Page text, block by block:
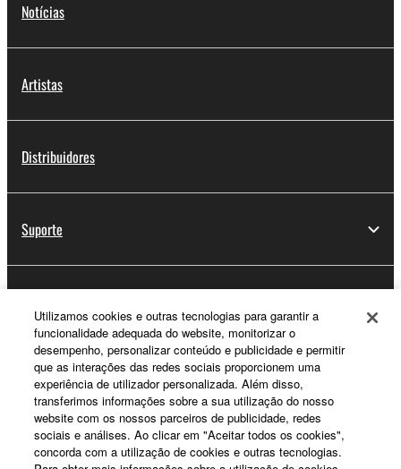
Notícias
Artistas
Distribuidores
Suporte
Sobre a Yamaha
Portugal - Portuguese
Utilizamos cookies e outras tecnologias para garantir a
funcionalidade adequada do website, monitorizar o
desempenho, personalizar conteúdo e publicidade e permitir
que as interações das redes sociais proporcionem uma
experiência de utilizador personalizada. Além disso,
transferimos informações sobre a sua utilização do nosso
website com os nossos parceiros de publicidade, redes
sociais e análises. Ao clicar em "Aceitar todos os cookies",
concorda com a utilização de cookies e outras tecnologias.